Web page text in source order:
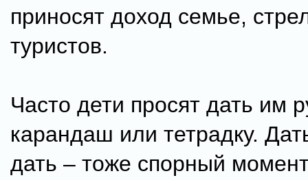
приносят доход семье,
туристов.
Часто дети просят дать им
карандаш или тетрадку.
дать – тоже спорный